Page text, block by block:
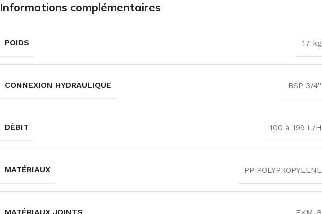
Informations complémentaires
POIDS 17 kg
CONNEXION HYDRAULIQUE BSP 3/4''
DÉBIT 100 à 199 L/H
MATÉRIAUX PP POLYPROPYLENE
MATÉRIAUX JOINTS FKM-B